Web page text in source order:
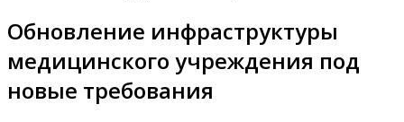
Обновление инфраструктуры
медицинского учреждения под
новые требования